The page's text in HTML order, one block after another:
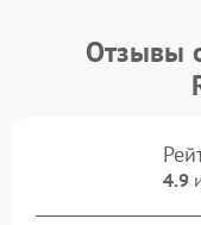
Отзывы
4.9